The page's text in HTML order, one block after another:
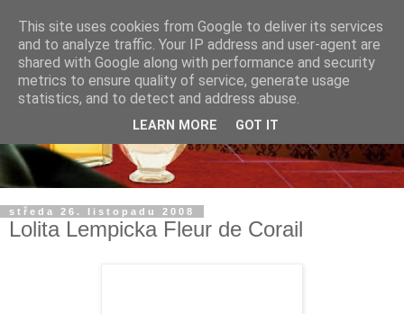
středa 26. listopadu 2008
Lolita Lempicka Fleur de Corail
This site uses cookies from Google to deliver its services
and to analyze traffic. Your IP address and user-agent are
shared with Google along with performance and security
metrics to ensure quality of service, generate usage
statistics, and to detect and address abuse.
LEARN MORE GOT IT